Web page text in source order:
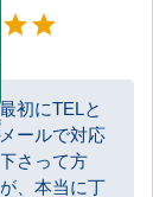
5
starstar
最初にTELと
メールで対応
下さって方
が、本当に丁